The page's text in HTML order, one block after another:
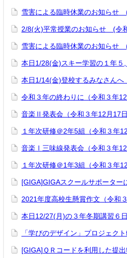
雪害による臨時休業のお知らせ
2/8(火)平常授業のお知らせ (令
雪害による臨時休業のお知らせ
本日1/28(金)スキー学習の１年
本日1/14(金)登校するみなさんへ
令和３年の終わりに（令和３年12
音楽Ⅱ発表会（令和３年12月17日
１年次研修＠2年5組（令和３年
音楽Ⅰ三味線発表会（令和３年12
１年次研修＠1年3組（令和３年
[GIGA]GIGAスクールサポーター
2021年度高校生懸賞作文（令和
本日12/27(月)の３年冬期講習６
「学びのデザイン」プロジェク
[GIGA]ＱＲコードを利用した提